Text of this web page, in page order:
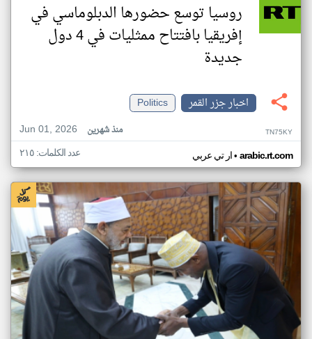
روسيا توسع حضورها الدبلوماسي في
إفريقيا بافتتاح ممثليات في 4 دول
جديدة
اخبار جزر القمر
Politics
Jun 01, 2026
منذ شهرين TN75KY
ار تي عربي• arabic.rt.com عدد الكلمات: ٢١٥